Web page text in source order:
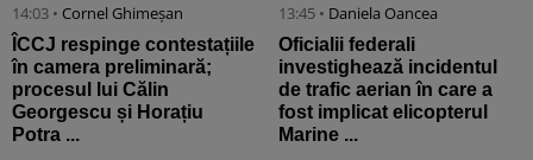
14:03 • Cornel Ghimeșan
ÎCCJ respinge contestațiile
în camera preliminară;
procesul lui Călin
Georgescu și Horațiu
Potra ...
13:45 • Daniela Oancea
Oficialii federali
investighează incidentul
de trafic aerian în care a
fost implicat elicopterul
Marine ...